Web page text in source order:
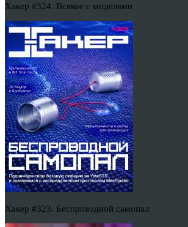
Хакер #324. Всякое с моделями
Хакер #323. Беспроводной самопал